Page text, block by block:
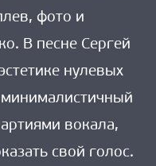
фото и
В песне Сергей
нулевых
вокала,
свой голос.